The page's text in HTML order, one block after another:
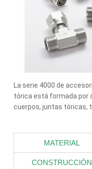
La serie 4000 de
tórica está formada por
cuerpos, juntas tóricas,
MATERIAL
CONSTRUCCIÓN